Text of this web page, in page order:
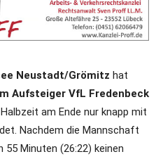
Neustadt/Grömitz hat
Aufsteiger VfL Fredenbeck
am Ende nur knapp mit
Nachdem die Mannschaft
55 Minuten (26:22) keinen